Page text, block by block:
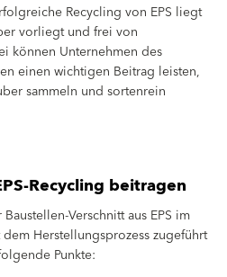
Recycling von EPS liegt
vorliegt und frei von
können Unternehmen des
einen wichtigen Beitrag leisten,
sammeln und sortenrein
Recycling beitragen
Verschnitt aus EPS im
Herstellungsprozess zugeführt
Punkte: